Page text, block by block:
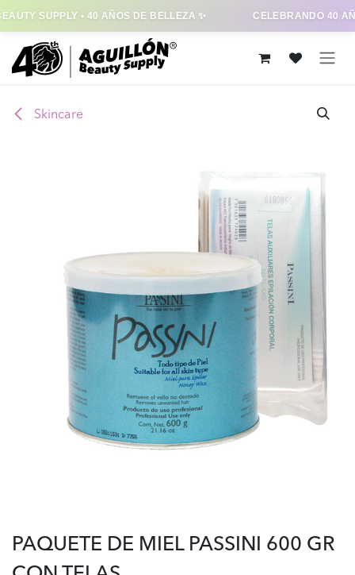
Ir al contenido
Skincare
PAQUETE DE MIEL PASSINI 600 GR
SUPPLY • 40 AÑOS DE BELLEZA ✨ CELEBRANDO 40